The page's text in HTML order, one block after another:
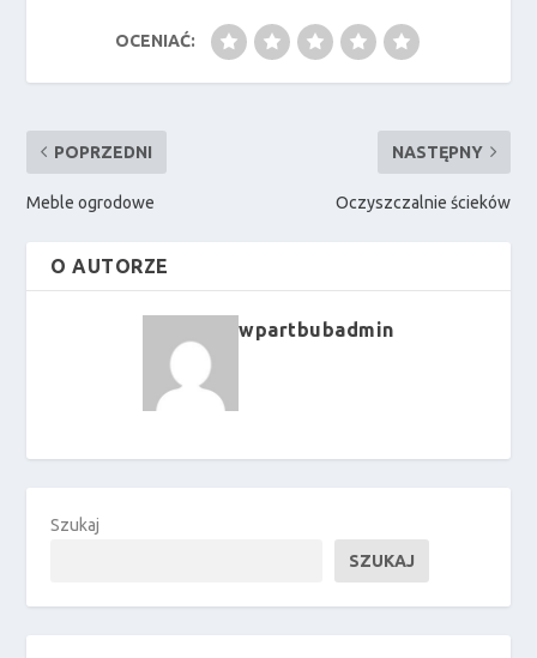
OCENIAĆ:
POPRZEDNI
Meble ogrodowe
NASTĘPNY
Oczyszczalnie ścieków
O AUTORZE
wpartbubadmin
Szukaj
SZUKAJ